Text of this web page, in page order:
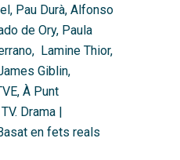
Pau Durà, Alfonso
de Ory, Paula
Lamine Thior,
Giblin,
À Punt
Drama |
en fets reals